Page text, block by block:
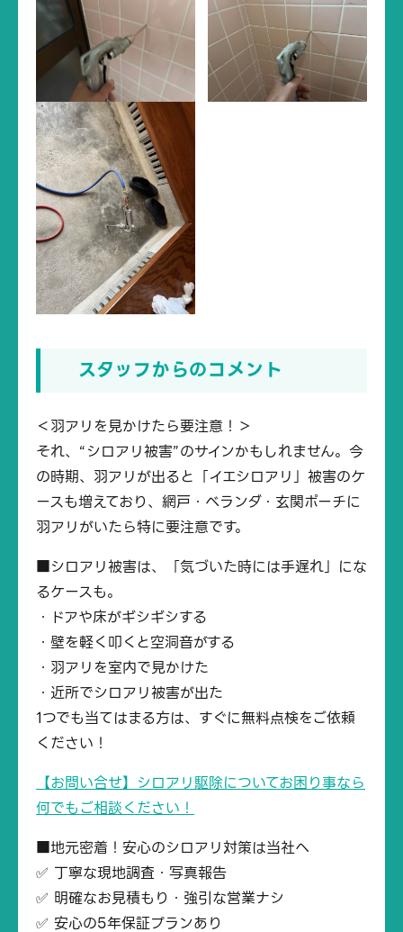
スタッフからのコメント
＜羽アリを見かけたら要注意！＞
それ、“シロアリ被害”のサインかもしれません。今
の時期、羽アリが出ると「イエシロアリ」被害のケ
ースも増えており、網戸・ベランダ・玄関ポーチに
羽アリがいたら特に要注意です。
■シロアリ被害は、「気づいた時には手遅れ」にな
るケースも。
・ドアや床がギシギシする
・壁を軽く叩くと空洞音がする
・羽アリを室内で見かけた
・近所でシロアリ被害が出た
1つでも当てはまる方は、すぐに無料点検をご依頼
ください！
【お問い合せ】シロアリ駆除についてお困り事なら
何でもご相談ください！
■地元密着！安心のシロアリ対策は当社へ
✅ 丁寧な現地調査・写真報告
✅ 明確なお見積もり・強引な営業ナシ
✅ 安心の5年保証プランあり